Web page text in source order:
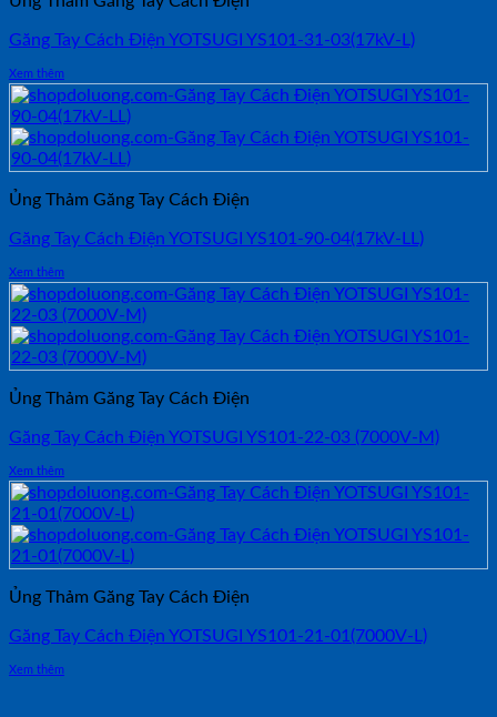
Găng Tay Cách Điện YOTSUGI YS101-31-03(17kV-L)
Xem thêm
Ủng Thảm Găng Tay Cách Điện
Găng Tay Cách Điện YOTSUGI YS101-90-04(17kV-LL)
Xem thêm
Ủng Thảm Găng Tay Cách Điện
Găng Tay Cách Điện YOTSUGI YS101-22-03 (7000V-M)
Xem thêm
Ủng Thảm Găng Tay Cách Điện
Găng Tay Cách Điện YOTSUGI YS101-21-01(7000V-L)
Xem thêm